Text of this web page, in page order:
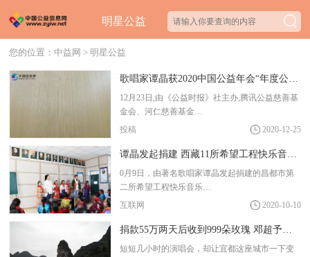
明星公益
您的位置：中益网 > 明星公益
12月23日,由《公益时报》社主办,腾讯公益慈善基
金会、河仁慈善基金…
投稿
2020-12-25
0月9日，由著名歌唱家谭晶发起捐建的昌都市第
二所希望工程快乐音乐…
互联网
2020-10-10
捐款55万两天后收到999朵玫瑰 邓超予是真正的“予人玫瑰，手留余香”
短短几小时的演唱会，却让宜都这座城市一下变